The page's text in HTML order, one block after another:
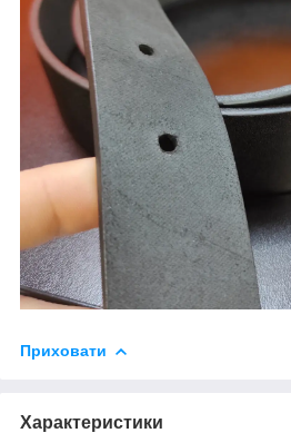
Приховати
Характеристики